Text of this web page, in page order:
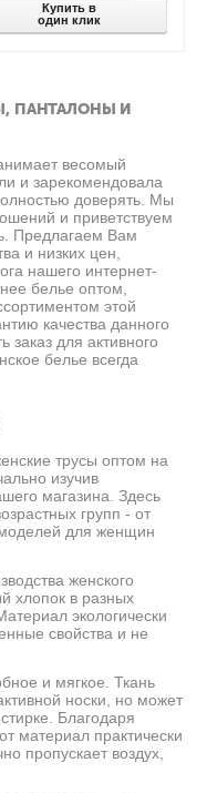
Купить в
один клик
ПАНТАЛОНЫ И
весомый
и зарекомендовала
доверять. Мы
и приветствуем
Предлагаем Вам
и низких цен,
нашего интернет-
белье оптом,
этой
качества данного
заказ для активного
белье всегда
трусы оптом на
изучив
магазина. Здесь
групп - от
для женщин
женского
хлопок в разных
экологически
свойства и не
и мягкое. Ткань
носки, но может
Благодаря
материал практически
пропускает воздух,